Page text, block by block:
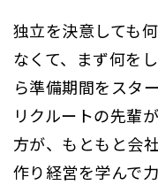
独立を決意しても
なくて、まず何を
ら準備期間をスタ
リクルートの先輩
方が、もともと会
作り経営を学んで